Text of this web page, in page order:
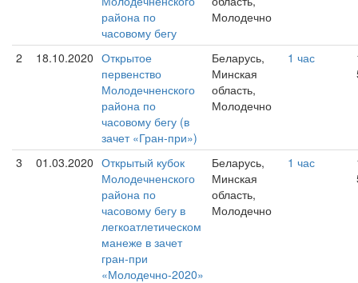
района по
часовому бегу
Молодечно
2 18.10.2020 Открытое
первенство
Молодечненского
района по
часовому бегу (в
зачет «Гран-при»)
Беларусь,
Минская
область,
Молодечно
1 час
3 01.03.2020 Открытый кубок
Молодечненского
района по
часовому бегу в
легкоатлетическом
манеже в зачет
гран-при
«Молодечно-2020»
Беларусь,
Минская
область,
Молодечно
1 час